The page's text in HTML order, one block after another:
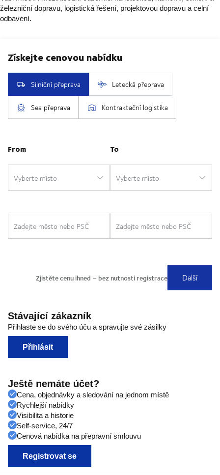
železniční dopravu, logistická řešení, projektovou dopravu a celní
odbavení.
Stávající zákazník
Přihlaste se do svého úču a spravujte své zásilky
Přihlásit
Ještě nemáte účet?
Cena, objednávky a sledování na jednom místě
Rychlejší nabídky
Visibilita a historie
Self-service, 24/7
Cenová nabídka na přepravní smlouvu
Registrovat se